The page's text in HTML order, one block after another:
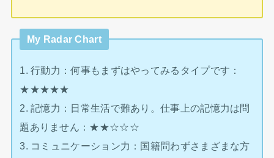
My Radar Chart
1. 行動力：何事もまずはやってみるタイプです：
★★★★★
2. 記憶力：日常生活で難あり。仕事上の記憶力は問
題ありません：★★☆☆☆
3. コミュニケーション力：国籍問わずさまざまな方